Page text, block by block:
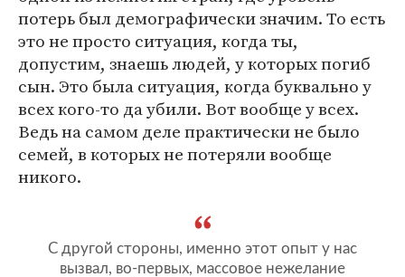
потерь был демографически значим. То есть
это не просто ситуация, когда ты,
допустим, знаешь людей, у которых погиб
сын. Это была ситуация, когда буквально у
всех кого-то да убили. Вот вообще у всех.
Ведь на самом деле практически не было
семей, в которых не потеряли вообще
никого.
С другой стороны, именно этот опыт у нас
вызвал, во-первых, массовое нежелание